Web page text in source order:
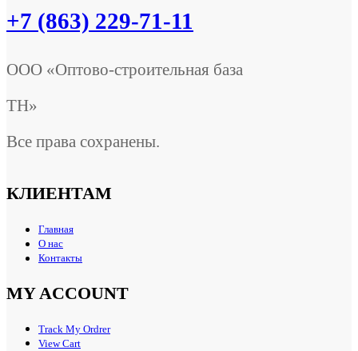
+7 (863) 229-71-11
ООО «Оптово-строительная база
ТН»
Все права сохранены.
КЛИЕНТАМ
Главная
О нас
Контакты
MY ACCOUNT
Track My Ordrer
View Cart